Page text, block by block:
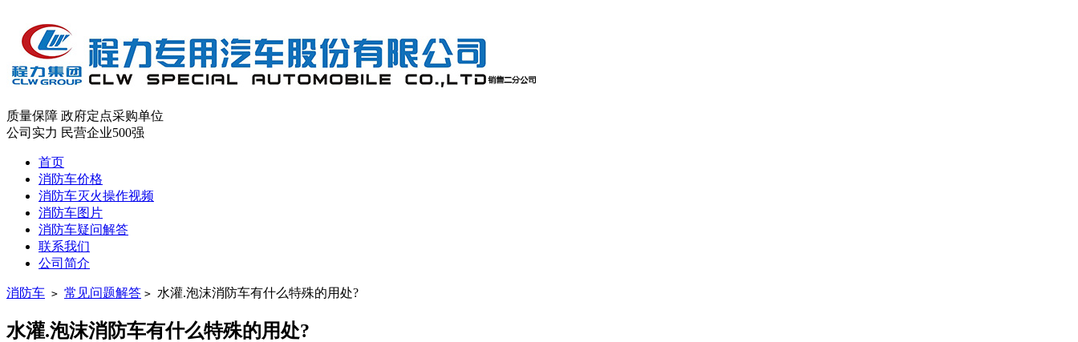
质量保障 政府定点采购单位
公司实力 民营企业500强
首页
消防车价格
消防车灭火操作视频
消防车图片
消防车疑问解答
联系我们
公司简介
消防车 > 常见问题解答 > 水灌.泡沫消防车有什么特殊的用处?
水灌.泡沫消防车有什么特殊的用处?